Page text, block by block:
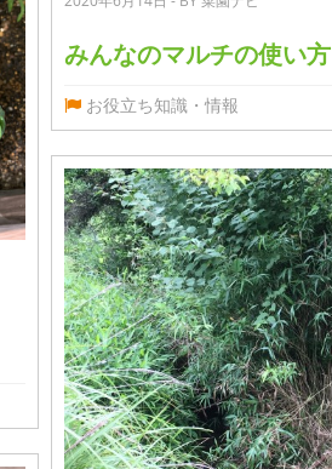
みんなのマルチの使い方
お役立ち知識・情報